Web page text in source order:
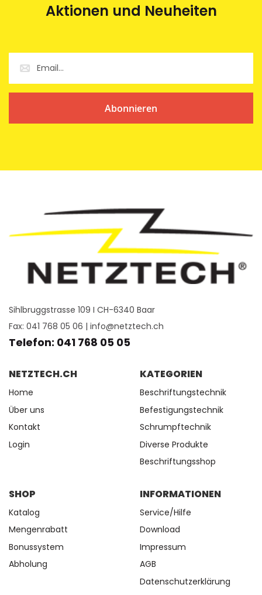
Aktionen und Neuheiten
Abonnieren
Sihlbruggstrasse 109 I CH-6340 Baar
Fax: 041 768 05 06 | info@netztech.ch
Telefon: 041 768 05 05
NETZTECH.CH
Home
Über uns
Kontakt
Login
KATEGORIEN
Beschriftungstechnik
Befestigungstechnik
Schrumpftechnik
Diverse Produkte
Beschriftungsshop
SHOP
Katalog
Mengenrabatt
Bonussystem
Abholung
INFORMATIONEN
Service/Hilfe
Download
Impressum
AGB
Datenschutzerklärung